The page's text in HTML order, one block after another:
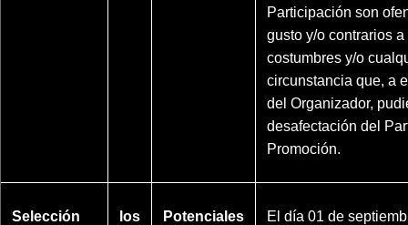
Participación son
gusto y/o contrarios
costumbres y/o
circunstancia que, a
del Organizador,
desafectación del
Promoción.
Selección
los Potenciales
El día 01 de